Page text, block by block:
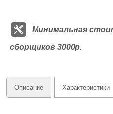
Минимальная
сборщиков 3000р.
Описание Характеристики